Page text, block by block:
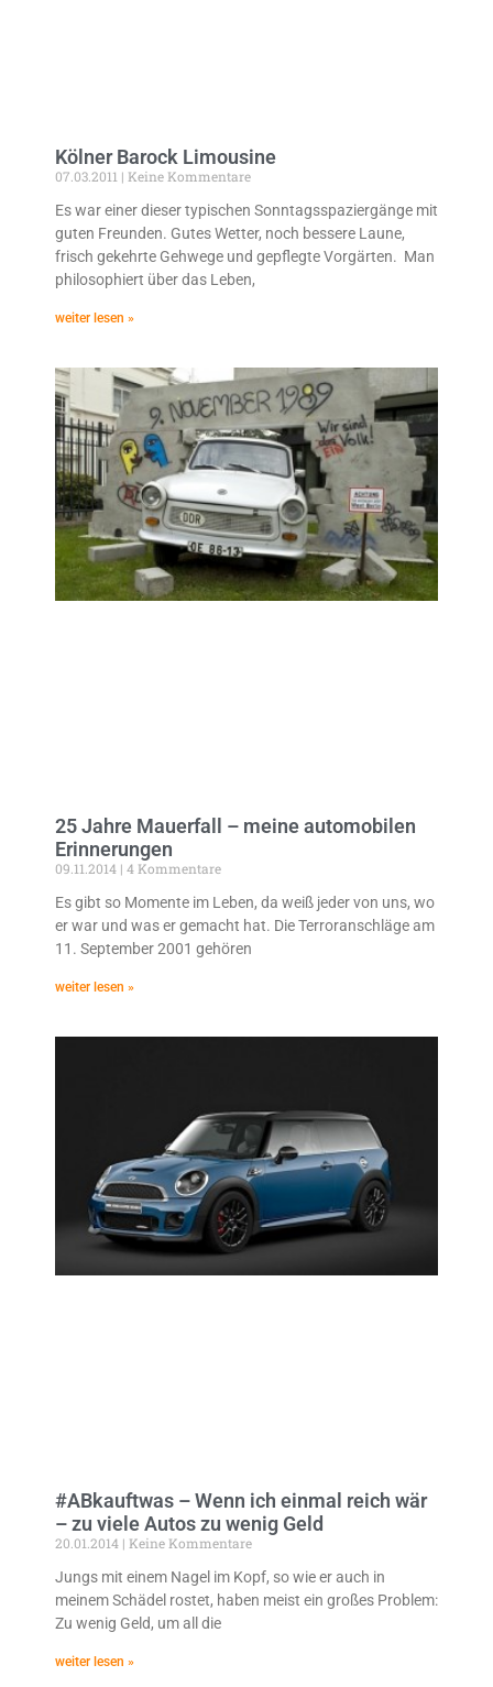
Kölner Barock Limousine
07.03.2011
Keine Kommentare
Es war einer dieser typischen Sonntagsspaziergänge mit
guten Freunden. Gutes Wetter, noch bessere Laune,
frisch gekehrte Gehwege und gepflegte Vorgärten. Man
philosophiert über das Leben,
weiter lesen »
25 Jahre Mauerfall – meine automobilen
Erinnerungen
09.11.2014 4 Kommentare
Es gibt so Momente im Leben, da weiß jeder von uns, wo
er war und was er gemacht hat. Die Terroranschläge am
11. September 2001 gehören
weiter lesen »
#ABkauftwas – Wenn ich einmal reich wär
– zu viele Autos zu wenig Geld
20.01.2014
Keine Kommentare
Jungs mit einem Nagel im Kopf, so wie er auch in
meinem Schädel rostet, haben meist ein großes Problem:
Zu wenig Geld, um all die
weiter lesen »